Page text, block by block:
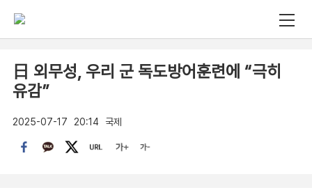
日 외무성, 우리 군 독도방어훈련에 “극히
유감”
2025-07-17 20:14 국제